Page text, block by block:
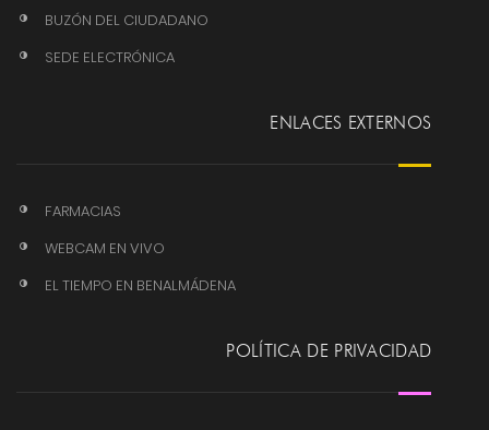
BUZÓN DEL CIUDADANO
SEDE ELECTRÓNICA
ENLACES EXTERNOS
FARMACIAS
WEBCAM EN VIVO
EL TIEMPO EN BENALMÁDENA
POLÍTICA DE PRIVACIDAD